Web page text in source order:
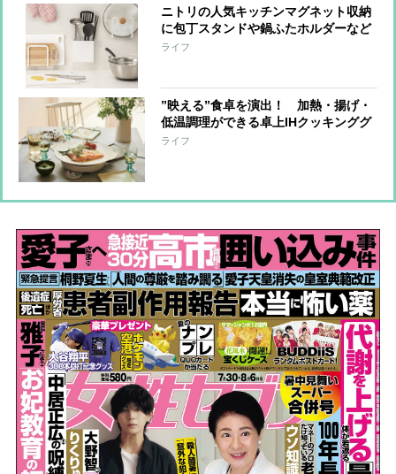
ニトリの人気キッチンマグネット収納
に包丁スタンドや鍋ふたホルダーなど
新たに5種類登場！
ライフ
”映える”食卓を演出！ 加熱・揚げ・
低温調理ができる卓上IHクッキンググ
リドル
ライフ